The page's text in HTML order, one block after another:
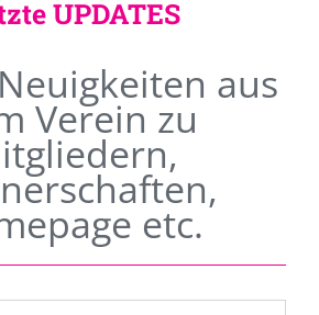
UPDATES
aus
Verein zu
etc.